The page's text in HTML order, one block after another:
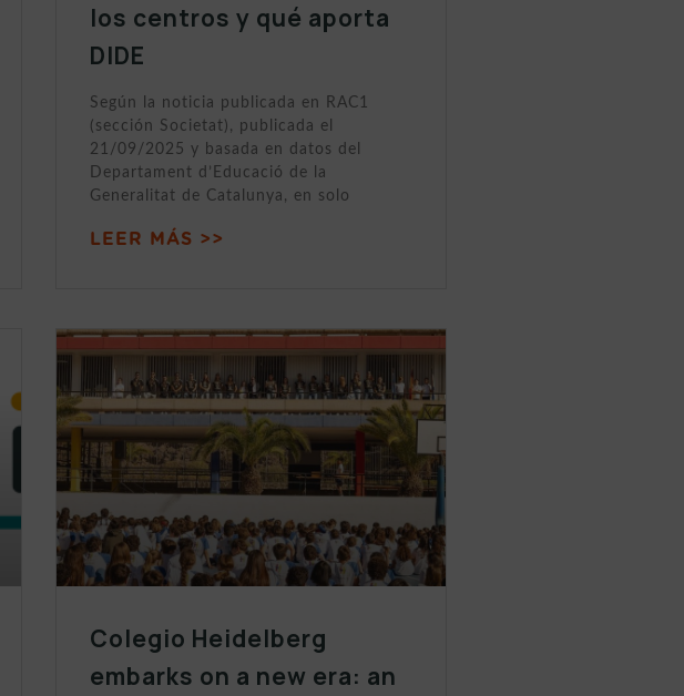
los centros y qué aporta
DIDE
Según la noticia publicada en RAC1
(sección Societat), publicada el
21/09/2025 y basada en datos del
Departament d’Educació de la
Generalitat de Catalunya, en solo
LEER MÁS >>
Colegio Heidelberg
embarks on a new era: an